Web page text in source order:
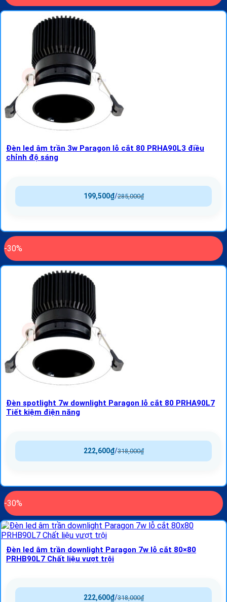
Đèn led âm trần 3w Paragon lỗ cắt 80 PRHA90L3 điều
chỉnh độ sáng
285,000₫
/
199,500₫
-30%
Đèn spotlight 7w downlight Paragon lỗ cắt 80 PRHA90L7
Tiết kiệm điện năng
318,000₫
/
222,600₫
-30%
Đèn led âm trần downlight Paragon 7w lỗ cắt 80×80
PRHB90L7 Chất liệu vượt trội
318,000₫
/
222,600₫